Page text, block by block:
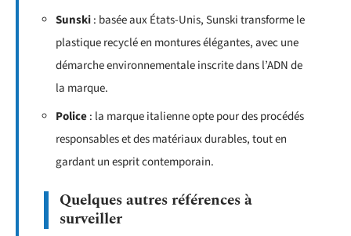
Sunski: basée aux États-Unis, Sunski transforme le
plastique recyclé en montures élégantes, avec une
démarche environnementale inscrite dans l’ADN de
la marque.
Police: la marque italienne opte pour des procédés
responsables et des matériaux durables, tout en
gardant un esprit contemporain.
Quelques autres références à
surveiller